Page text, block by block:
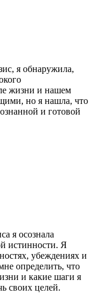
я обнаружила,
жизни и нашем
но я нашла, что
и готовой
я осознала
истинности. Я
убеждениях и
определить, что
и какие шаги я
своих целей.